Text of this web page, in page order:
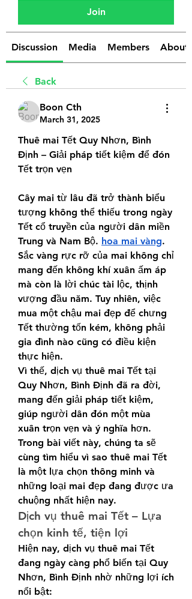
Join
Discussion Media Members About
Back
Boon Cth
March 31, 2025
Thuê mai Tết Quy Nhơn, Bình
Định – Giải pháp tiết kiệm để đón
Tết trọn vẹn
Cây mai từ lâu đã trở thành biểu
tượng không thể thiếu trong ngày
Tết cổ truyền của người dân miền
Trung và Nam Bộ. hoa mai vàng.
Sắc vàng rực rỡ của mai không chỉ
mang đến không khí xuân ấm áp
mà còn là lời chúc tài lộc, thịnh
vượng đầu năm. Tuy nhiên, việc
mua một chậu mai đẹp để chưng
Tết thường tốn kém, không phải
gia đình nào cũng có điều kiện
thực hiện.
Vì thế, dịch vụ thuê mai Tết tại
Quy Nhơn, Bình Định đã ra đời,
mang đến giải pháp tiết kiệm,
giúp người dân đón một mùa
xuân trọn vẹn và ý nghĩa hơn.
Trong bài viết này, chúng ta sẽ
cùng tìm hiểu vì sao thuê mai Tết
là một lựa chọn thông minh và
những loại mai đẹp đang được ưa
chuộng nhất hiện nay.
Dịch vụ thuê mai Tết – Lựa
chọn kinh tế, tiện lợi
Hiện nay, dịch vụ thuê mai Tết
đang ngày càng phổ biến tại Quy
Nhơn, Bình Định nhờ những lợi ích
nổi bật: